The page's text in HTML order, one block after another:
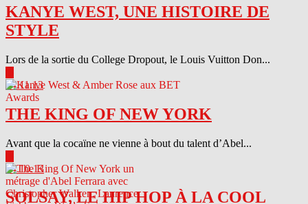
KANYE WEST, UNE HISTOIRE DE
STYLE
Lors de la sortie du College Dropout, le Louis Vuitton Don...
04.11.13
THE KING OF NEW YORK
Avant que la cocaïne ne vienne à bout du talent d’Abel...
04.10.13
SOLSAY, LE HIP HOP À LA COOL